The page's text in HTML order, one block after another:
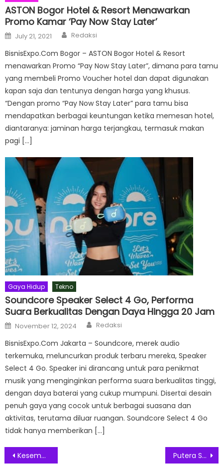
ASTON Bogor Hotel & Resort Menawarkan
Promo Kamar ‘Pay Now Stay Later’
Posted
on
July 21, 2021 Author
Redaksi
BisnisExpo.Com Bogor – ASTON Bogor Hotel & Resort
menawarkan Promo “Pay Now Stay Later”, dimana para tamu
yang membeli Promo Voucher hotel dan dapat digunakan
kapan saja dan tentunya dengan harga yang khusus.
“Dengan promo “Pay Now Stay Later” para tamu bisa
mendapatkan berbagai keuntungan ketika memesan hotel,
diantaranya: jaminan harga terjangkau, termasuk makan
pagi […]
Gaya Hidup Tekno
Soundcore Speaker Select 4 Go, Performa
Suara Berkualitas Dengan Daya Hingga 20 Jam
Posted
on
November 12, 2024 Author
Redaksi
BisnisExpo.Com Jakarta – Soundcore, merek audio
terkemuka, meluncurkan produk terbaru mereka, Speaker
Select 4 Go. Speaker ini dirancang untuk para penikmat
musik yang menginginkan performa suara berkualitas tinggi,
dengan daya baterai yang cukup mumpuni. Disertai desain
penuh gaya yang cocok untuk berbagai suasana dan
aktivitas, terutama diluar ruangan. Soundcore Select 4 Go
tidak hanya memberikan […]
Post
Kesempatan Memenangkan Undian 1.000.000 GEM! Kampanye Unduhan Dompet XENEA Akhirnya Memasuki Babak Final Putera Sampoerna Foundation Ekspansi Pendidikan ke Tingkat Global